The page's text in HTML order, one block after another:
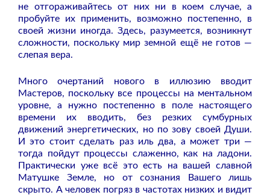
не отгораживайтесь от них ни в коем случае, а
пробуйте их применить, возможно постепенно, в
своей жизни иногда. Здесь, разумеется, возникнут
сложности, поскольку мир земной ещё не готов —
слепая вера.
Много очертаний нового в иллюзию вводит
Мастеров, поскольку все процессы на ментальном
уровне, а нужно постепенно в поле настоящего
времени их вводить, без резких сумбурных
движений энергетических, но по зову своей Души.
И это стоит сделать раз иль два, а может три —
тогда пойдут процессы слаженно, как на ладони.
Практически уже всё это есть на вашей славной
Матушке Земле, но от сознания Вашего лишь
скрыто. А человек погряз в частотах низких и видит